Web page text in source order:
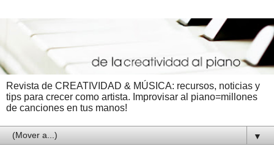
Revista de CREATIVIDAD & MÚSICA: recursos, noticias y
tips para crecer como artista. Improvisar al piano=millones
de canciones en tus manos!
▼